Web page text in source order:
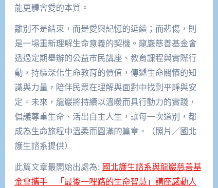
能更體會愛的本質。
離別不是結束，而是愛與記憶的延續；而悲傷，則
是一場重新理解生命意義的契機。龍巖慈善基金會
透過定期舉辦的公益市民講座、教育課程與實際行
動，持續深化生命教育的價值，傳遞生命關懷的知
識與力量，陪伴民眾在理解與面對中找到平靜與安
定。未來，龍巖將持續以溫暖而具行動力的實踐，
倡議尊重生命、活出自主人生，讓每一次道別，都
成為生命旅程中溫柔而圓滿的篇章。（照片／國北
護生諮系提供）
此篇文章最開始出處為: 國北護生諮系與龍巖慈善基
金會攜手 「最後一哩路的生命智慧」講座感動人